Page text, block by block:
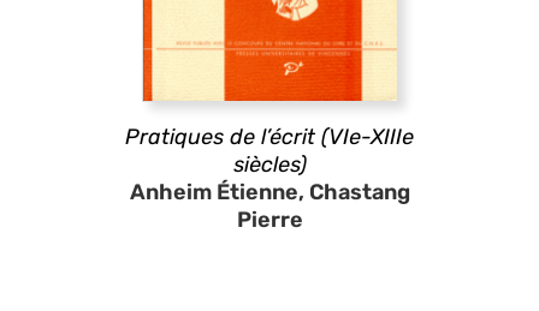
Pratiques de l’écrit (VIe-XIIIe
siècles)
Anheim Étienne, Chastang
Pierre